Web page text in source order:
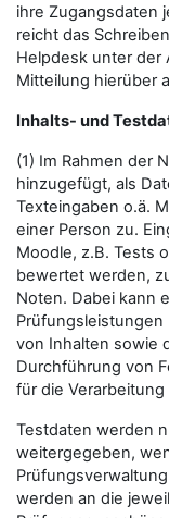
ihre Zugangsdaten
reicht das
Helpdesk unter der
Mitteilung hierüber
Inhalts- und
(1) Im Rahmen der
hinzugefügt, als
Texteingaben o.ä.
einer Person zu.
Moodle, z.B. Tests
bewertet werden,
Noten. Dabei kann
Prüfungsleistungen
von Inhalten sowie
Durchführung von
für die Verarbeitung
Testdaten werden
weitergegeben,
werden an die